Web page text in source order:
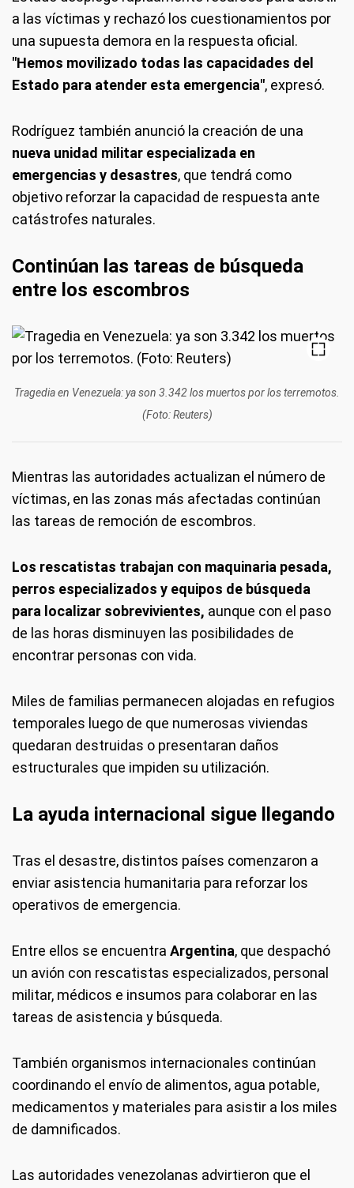
a las víctimas y rechazó los cuestionamientos por
una supuesta demora en la respuesta oficial.
"Hemos movilizado todas las capacidades del
Estado para atender esta emergencia", expresó.
Rodríguez también anunció la creación de una
nueva unidad militar especializada en
emergencias y desastres, que tendrá como
objetivo reforzar la capacidad de respuesta ante
catástrofes naturales.
Continúan las tareas de búsqueda
entre los escombros
Tragedia en Venezuela: ya son 3.342 los muertos por los terremotos.
(Foto: Reuters)
Mientras las autoridades actualizan el número de
víctimas, en las zonas más afectadas continúan
las tareas de remoción de escombros.
Los rescatistas trabajan con maquinaria pesada,
perros especializados y equipos de búsqueda
para localizar sobrevivientes, aunque con el paso
de las horas disminuyen las posibilidades de
encontrar personas con vida.
Miles de familias permanecen alojadas en refugios
temporales luego de que numerosas viviendas
quedaran destruidas o presentaran daños
estructurales que impiden su utilización.
La ayuda internacional sigue llegando
Tras el desastre, distintos países comenzaron a
enviar asistencia humanitaria para reforzar los
operativos de emergencia.
Entre ellos se encuentra Argentina, que despachó
un avión con rescatistas especializados, personal
militar, médicos e insumos para colaborar en las
tareas de asistencia y búsqueda.
También organismos internacionales continúan
coordinando el envío de alimentos, agua potable,
medicamentos y materiales para asistir a los miles
de damnificados.
Las autoridades venezolanas advirtieron que el